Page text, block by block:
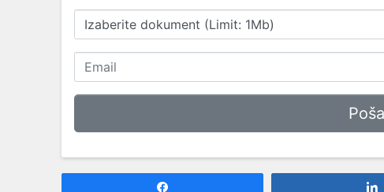
Izaberite dokument (Limit: 1Mb)